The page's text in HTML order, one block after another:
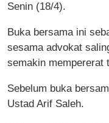
Senin (18/4).
Buka bersama ini
sesama advokat
semakin mempererat
Sebelum buka
Ustad Arif Saleh.